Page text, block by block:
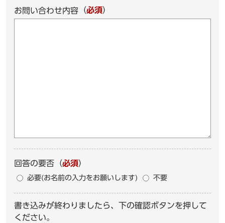
お問い合わせ内容 （必須）
回答の要否 （必須）
必要(お名前の入力をお願いします) 不要
書き込みが終わりましたら、下の確認ボタンを押して
ください。